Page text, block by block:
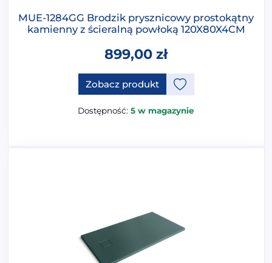
MUE-1284GG Brodzik prysznicowy prostokątny
kamienny z ścieralną powłoką 120X80X4CM
899,00 zł
Zobacz produktTen produkt ma opcje, które
Dostępność: 5 w magazynie